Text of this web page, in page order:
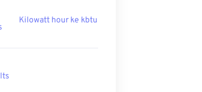
Kilowatt hour ke kbtu